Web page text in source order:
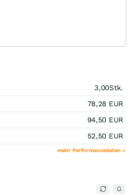
3,00Stk.
78,28 EUR
94,50 EUR
52,50 EUR
mehr Performancedaten »